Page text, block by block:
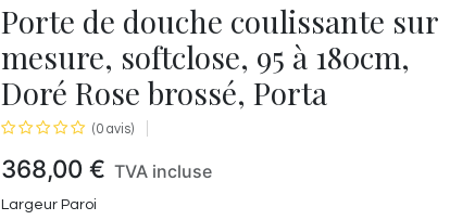
Porte de douche coulissante sur
mesure, softclose, 95 à 180cm,
Doré Rose brossé, Porta
(0 avis)
368,00€ TVA incluse
Largeur Paroi